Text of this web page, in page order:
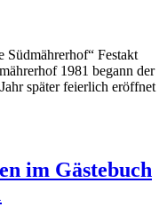
Südmährerhof“ Festakt
1981 begann der
später feierlich eröffnet
im Gästebuch